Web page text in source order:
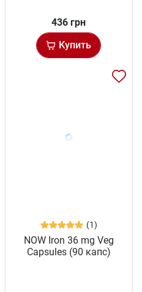
436 грн
Купить
(1)
NOW Iron 36 mg Veg
Capsules (90 капс)